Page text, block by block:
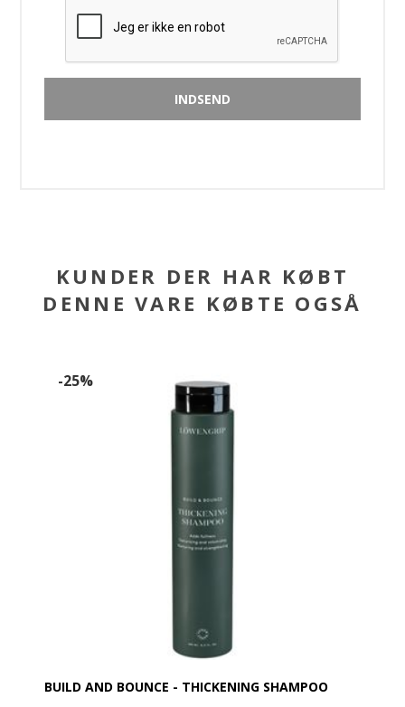
KUNDER DER HAR KØBT
DENNE VARE KØBTE OGSÅ
-25%
BUILD AND BOUNCE - THICKENING SHAMPOO